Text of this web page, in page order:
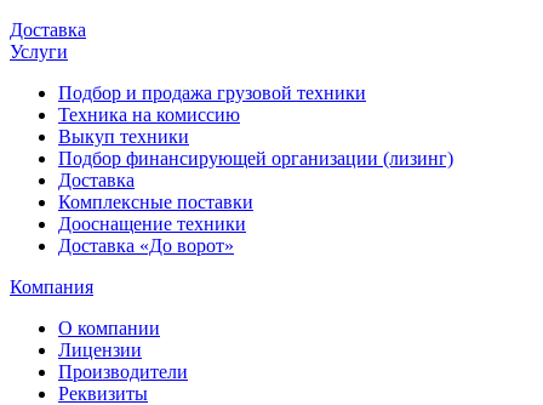
Доставка
Услуги
Подбор и продажа грузовой техники
Техника на комиссию
Выкуп техники
Подбор финансирующей организации (лизинг)
Доставка
Комплексные поставки
Дооснащение техники
Доставка «До ворот»
Компания
О компании
Лицензии
Производители
Реквизиты